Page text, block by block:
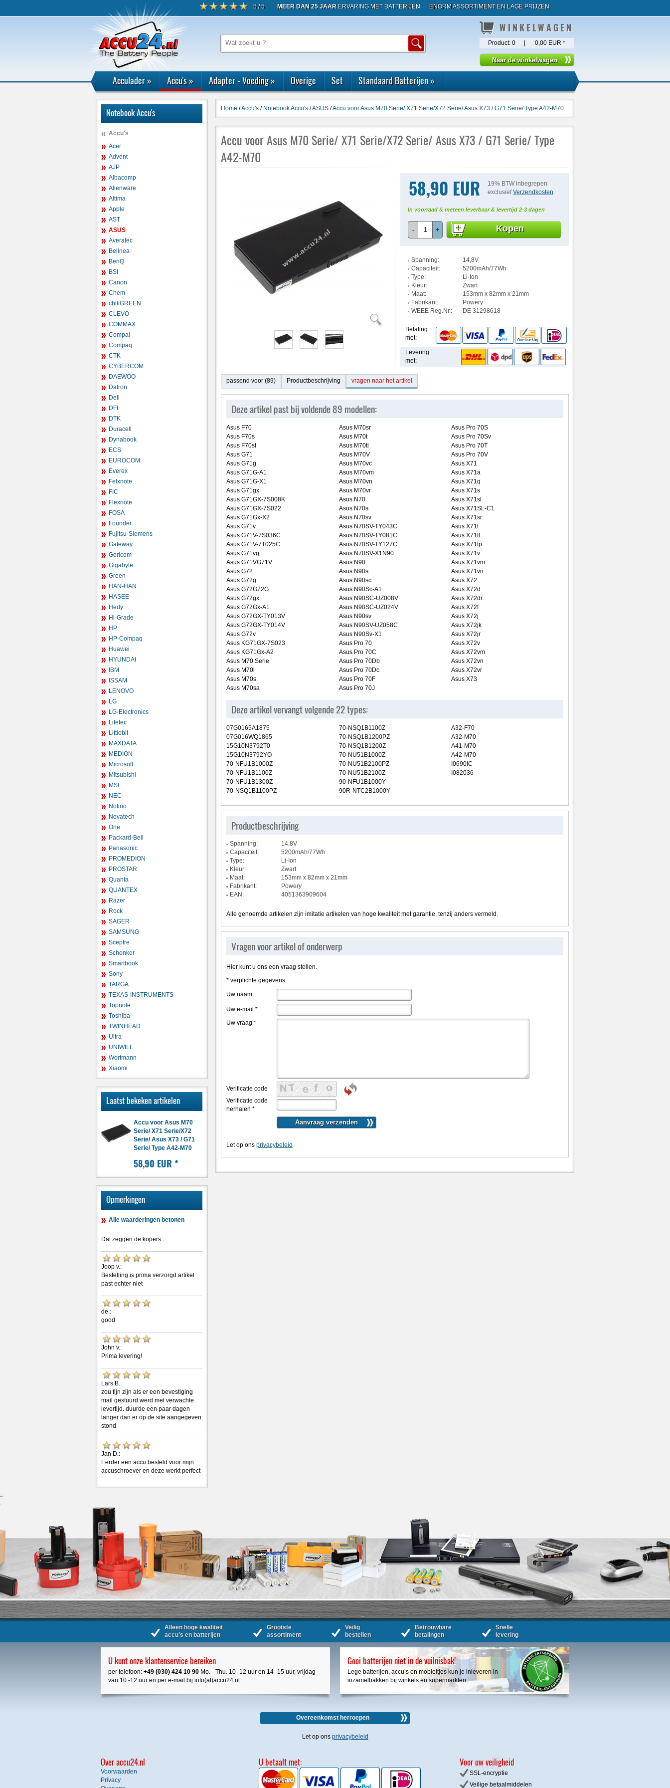
5 / 5 MEER DAN 25 JAAR ERVARING MET BATTERIJEN ENORM ASSORTIMENT EN LAGE PRIJZEN
WINKELWAGEN
Product: 0 0,00 EUR *
Acculader» Accu's» Adapter - Voeding» Overige Set Standaard Batterijen»
Notebook Accu's
Accu's
Acer
Advent
AJP
Albacomp
Alienware
Altima
Apple
AST
ASUS
Averatec
Belinea
BenQ
BSI
Canon
Chem
chiliGREEN
CLEVO
COMMAX
Compal
Compaq
CTK
CYBERCOM
DAEWOO
Datron
Dell
DFI
DTK
Duracell
Dynabook
ECS
EUROCOM
Everex
Felxnote
FIC
Flexnote
FOSA
Founder
Fujitsu-Siemens
Gateway
Gericom
Gigabyte
Green
HAN-HAN
HASEE
Hedy
Hi-Grade
HP
HP-Compaq
Huawei
HYUNDAI
IBM
ISSAM
LENOVO
LG
LG-Electronics
Lifetec
Littlebit
MAXDATA
MEDION
Microsoft
Mitsubishi
MSI
NEC
Notino
Novatech
One
Packard-Bell
Panasonic
PROMEDION
PROSTAR
Quanta
QUANTEX
Razer
Rock
SAGER
SAMSUNG
Sceptre
Schenker
Smartbook
Sony
TARGA
TEXAS-INSTRUMENTS
Topnote
Toshiba
TWINHEAD
Ultra
UNIWILL
Wortmann
Xiaomi
Laatst bekeken artikelen
Accu voor Asus M70
Serie/ X71 Serie/X72
Serie/ Asus X73 / G71
Serie/ Type A42-M70
58,90 EUR *
Opmerkingen
Alle waarderingen betonen
Dat zeggen de kopers.:
Joop v.:
Bestelling is prima verzorgd artikel
past echter niet
de.:
good
John v.:
Prima levering!
Lars B.:
zou fijn zijn als er een bevestiging
mail gestuurd werd met verwachte
levertijd. duurde een paar dagen
langer dan er op de site aangegeven
stond
Jan D.:
Eerder een accu besteld voor mijn
accuschroever en deze werkt perfect
Home /Accu's / Notebook Accu's /ASUS /Accu voor Asus M70 Serie/ X71 Serie/X72 Serie/ Asus X73 / G71 Serie/ Type A42-M70
Accu voor Asus M70 Serie/ X71 Serie/X72 Serie/ Asus X73 / G71 Serie/ Type
A42-M70
58,90 EUR
19% BTW inbegrepen
exclusiefVerzendkosten
In voorraad & meteen leverbaar & levertijd 2-3 dagen
- + Kopen
Spanning:
14,8V
Capaciteit:
5200mAh/77Wh
Type:
Li-Ion
Kleur:
Zwart
Maat:
153mm x 82mm x 21mm
Fabrikant:
Powery
WEEE Reg.Nr.:
DE 31298618
Betaling
met:
Levering
met:
passend voor (89) Productbeschrijving vragen naar het artikel
Deze artikel past bij voldende 89 modellen:
Asus F70
Asus F70s
Asus F70sl
Asus G71
Asus G71g
Asus G71G-A1
Asus G71G-X1
Asus G71gx
Asus G71GX-7S008K
Asus G71GX-7S022
Asus G71Gx-X2
Asus G71v
Asus G71V-7S036C
Asus G71V-7T025C
Asus G71vg
Asus G71VG71V
Asus G72
Asus G72g
Asus G72G72G
Asus G72gx
Asus G72Gx-A1
Asus G72GX-TY013V
Asus G72GX-TY014V
Asus G72v
Asus KG71GX-7S023
Asus KG71Gx-A2
Asus M70 Serie
Asus M70l
Asus M70s
Asus M70sa
Asus M70sr
Asus M70t
Asus M70tl
Asus M70V
Asus M70vc
Asus M70vm
Asus M70vn
Asus M70vr
Asus N70
Asus N70s
Asus N70sv
Asus N70SV-TY043C
Asus N70SV-TY081C
Asus N70SV-TY127C
Asus N70SV-X1N90
Asus N90
Asus N90s
Asus N90sc
Asus N90Sc-A1
Asus N90SC-UZ008V
Asus N90SC-UZ024V
Asus N90sv
Asus N90SV-UZ058C
Asus N90Sv-X1
Asus Pro 70
Asus Pro 70C
Asus Pro 70Db
Asus Pro 70Dc
Asus Pro 70F
Asus Pro 70J
Asus Pro 70S
Asus Pro 70Sv
Asus Pro 70T
Asus Pro 70V
Asus X71
Asus X71a
Asus X71q
Asus X71s
Asus X71sl
Asus X71SL-C1
Asus X71sr
Asus X71t
Asus X71tl
Asus X71tp
Asus X71v
Asus X71vm
Asus X71vn
Asus X72
Asus X72d
Asus X72dr
Asus X72f
Asus X72j
Asus X72jk
Asus X72jr
Asus X72v
Asus X72vm
Asus X72vn
Asus X72vr
Asus X73
Deze artikel vervangt volgende 22 types:
07G0165A1875
07G016WQ1865
15G10N3792T0
15G10N3792YO
70-NFU1B1000Z
70-NFU1B1100Z
70-NFU1B1300Z
70-NSQ1B1100PZ
70-NSQ1B1100Z
70-NSQ1B1200PZ
70-NSQ1B1200Z
70-NU51B1000Z
70-NU51B2100PZ
70-NU51B2100Z
90-NFU1B1000Y
90R-NTC2B1000Y
A32-F70
A32-M70
A41-M70
A42-M70
I0690IC
I082036
Productbeschrijving
Spanning:
14,8V
Capaciteit:
5200mAh/77Wh
Type:
Li-Ion
Kleur:
Zwart
Maat:
153mm x 82mm x 21mm
Fabrikant:
Powery
EAN:
4051363909604
Alle genoemde artikelen zijn imitatie artikelen van hoge kwaliteit met garantie, tenzij anders vermeld.
Vragen voor artikel of onderwerp
Hier kunt u ons een vraag stellen.
* verplichte gegevens
Uw naam
Uw e-mail *
Uw vraag *
Verificatie code
Verificatie code
herhalen *
Let op ons privacybeleid
Alleen hoge kwaliteit
accu’s en batterijen
Grootste
assortiment
Veilig
bestellen
Betrouwbare
betalingen
Snelle
levering
U kunt onze klantenservice bereiken
per telefoon: +49 (030) 424 10 90 Mo. - Thu. 10 -12 uur en 14 -15 uur, vrijdag
van 10 -12 uur en per e-mail bij info(at)accu24.nl
Gooi batterijen niet in de vuilnisbak!
Lege batterijen, accu’s en mobieltjes kun je inleveren in
inzamelbakken bij winkels en supermarkten.
Overeenkomst herroepen
Let op ons privacybeleid
Over accu24.nl
Voorwaarden
Privacy
U betaalt met: Voor uw veiligheid
SSL-encryptie
Veilige betaalmiddelen